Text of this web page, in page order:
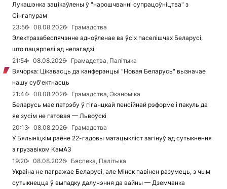
Лукашэнка зацікаўлены ў "нарошчванні супрацоўніцтва" з
Сінгапурам
23:56
08.08.2026
Грамадства
Электразабеспячэнне адноўленае ва ўсіх паселішчах Беларусі,
што пацярпелі ад непагадзі
21:54
08.08.2026
Грамадства, Палітыка
Вячорка: Цікавасць да канферэнцыі "Новая Беларусь" вызначае
нашу суб'ектнасць
21:44
08.08.2026
Грамадства, Эканоміка
Беларусь мае патрэбу ў гіганцкай пенсійнай рэформе і пакуль да
яе зусім не гатовая — Львоўскі
20:13
08.08.2026
Грамадства
У Бялыніцкім раёне 22-гадовы матацыкліст загінуў ад сутыкнення
з грузавіком КамАЗ
19:20
08.08.2026
Бяспека, Палітыка
Украіна не пагражае Беларусі, але Мінск павінен разумець, з чым
сутыкнецца ў выпадку далучэння да вайны — Дземчанка